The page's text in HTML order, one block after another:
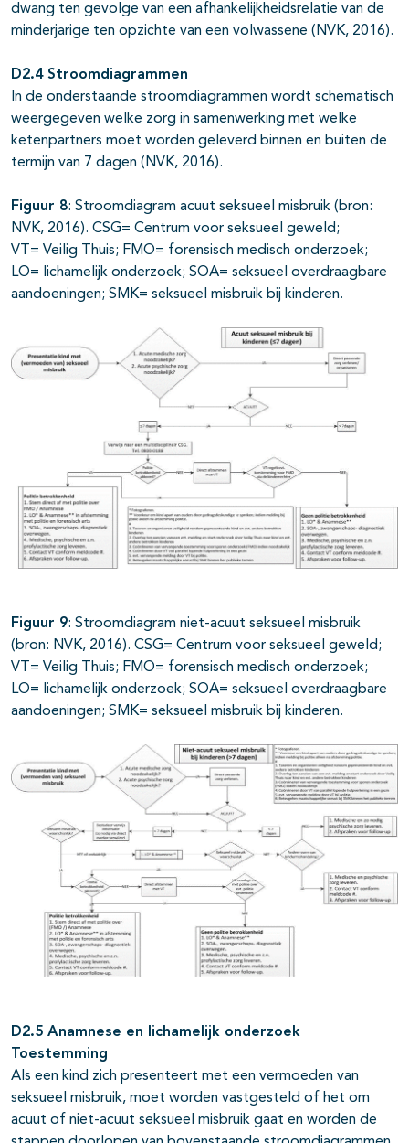
dwang ten gevolge van een afhankelijkheidsrelatie van de
minderjarige ten opzichte van een volwassene (NVK, 2016).
D2.4 Stroomdiagrammen
In de onderstaande stroomdiagrammen wordt schematisch
weergegeven welke zorg in samenwerking met welke
ketenpartners moet worden geleverd binnen en buiten de
termijn van 7 dagen (NVK, 2016).
Figuur 8: Stroomdiagram acuut seksueel misbruik (bron:
NVK, 2016). CSG= Centrum voor seksueel geweld;
VT= Veilig Thuis; FMO= forensisch medisch onderzoek;
LO= lichamelijk onderzoek; SOA= seksueel overdraagbare
aandoeningen; SMK= seksueel misbruik bij kinderen.
Figuur 9: Stroomdiagram niet-acuut seksueel misbruik
(bron: NVK, 2016). CSG= Centrum voor seksueel geweld;
VT= Veilig Thuis; FMO= forensisch medisch onderzoek;
LO= lichamelijk onderzoek; SOA= seksueel overdraagbare
aandoeningen; SMK= seksueel misbruik bij kinderen.
D2.5 Anamnese en lichamelijk onderzoek
Toestemming
Als een kind zich presenteert met een vermoeden van
seksueel misbruik, moet worden vastgesteld of het om
acuut of niet-acuut seksueel misbruik gaat en worden de